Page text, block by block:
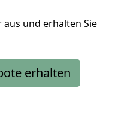
aus und erhalten Sie
erhalten